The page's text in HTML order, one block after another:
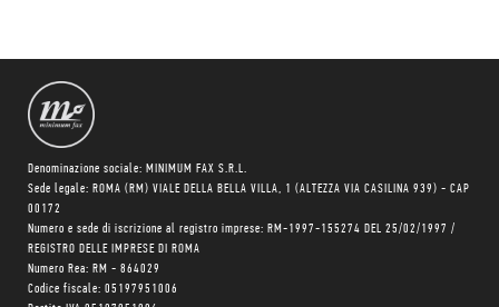
Denominazione sociale: MINIMUM FAX S.R.L.
Sede legale: ROMA (RM) VIALE DELLA BELLA VILLA, 1 (ALTEZZA VIA CASILINA 939) - CAP
00172
Numero e sede di iscrizione al registro imprese: RM-1997-155274 DEL 25/02/1997 /
REGISTRO DELLE IMPRESE DI ROMA
Numero Rea: RM - 864029
Codice fiscale: 05197951006